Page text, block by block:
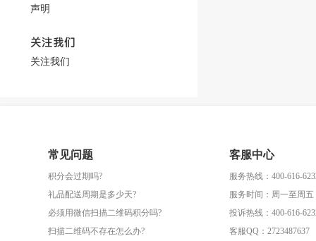
声明
关注我们
关注我们
常见问题
积分会过期吗?
礼品配送周期是多少天?
必须用微信扫描二维码积分吗?
扫描二维码不存在怎么办?
客服中心
服务热线：400-616-
服务时间：周一至周五
投诉热线：400-616-
客服QQ：2723487637